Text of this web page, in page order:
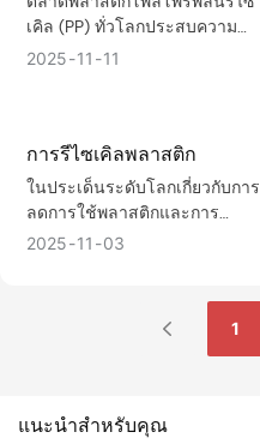
เคิล (PP) ทั่วโลกประสบความ
สำเร็จอย่างมาก โดยมีขนาด
บริสุทธิ์ที่ 3% อย่างมาก
2025 11 11
การรีไซเคิลพลาสติก
ในประเด็นระดับโลกเกี่ยวกับการ
ลดการใช้พลาสติกและการ
พัฒนาอย่างยั่งยืน คำว่า
รูปแบบเดียว ตั้งแต่ขวด PET ไป
จนถึงเส้นใยสิ่งทอ ตั้งแต่การ
หนึ่งไปยังอีกขวดหนึ่ง ไปจนถึง
การใช้ประโยชน์ที่เสื่อมโทรม
2025 11 03
1
แนะนำสำหรับคุณ